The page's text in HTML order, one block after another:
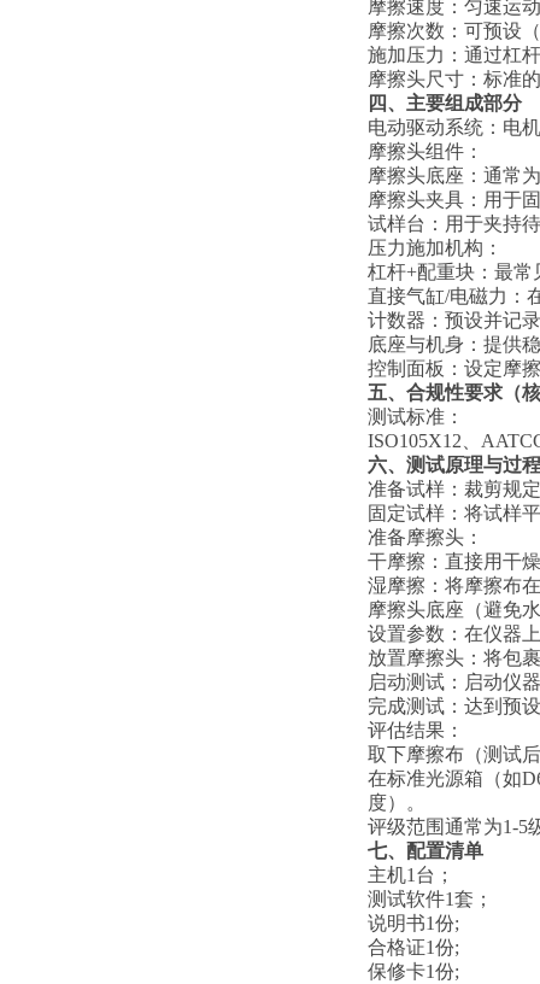
摩擦速度：‌匀速运
摩擦次数：‌可预设
施加压力：‌通过杠
摩擦头尺寸：‌标准
四、主要组成部分
电动驱动系统：‌电
‌摩擦头组件：‌
摩擦头底座：‌通常
摩擦头夹具：‌用于
试样台：‌用于夹持
‌压力施加机构：‌
杠杆+配重块：‌最
直接气缸/电磁力：‌
计数器：‌预设并记
底座与机身：‌提供
控制面板：‌设定摩
五、 合规性要求（
测试标准：
ISO105X12
六、 测试原理与过程
准备试样：‌裁剪规
固定试样：‌将试样
‌准备摩擦头：‌
干摩擦：‌直接用干
湿摩擦：‌将摩擦布
摩擦头底座（避免
设置参数：‌在仪器
放置摩擦头：‌将包
启动测试：‌启动仪
完成测试：‌达到预
‌评估结果：‌
取下摩擦布（测试
在标准光源箱（如
度）。
评级范围通常为1-5
七、配置清单
主机1台；
测试软件1套；
说明书1份;
合格证1份;
保修卡1份;